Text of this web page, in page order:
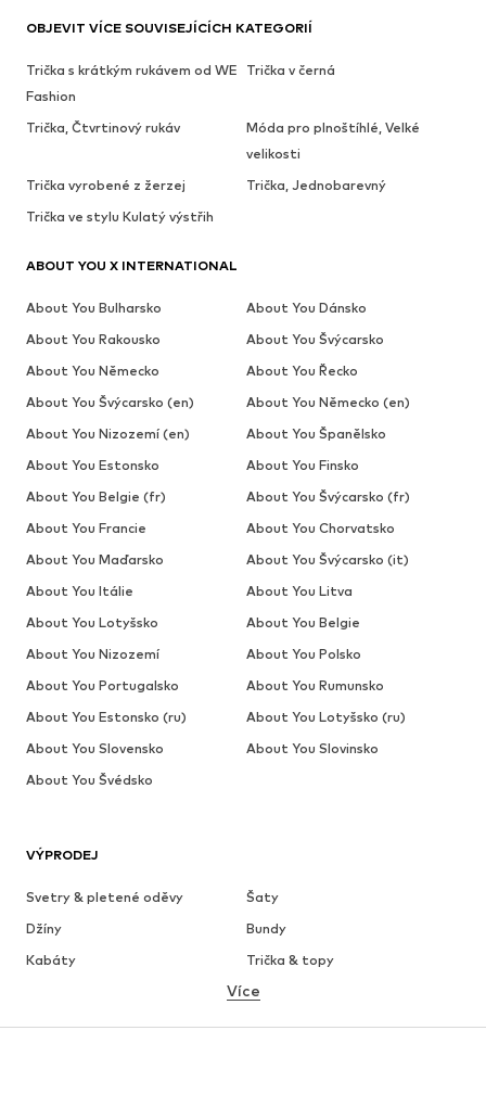
VÝPRODEJ
Svetry & pletené oděvy
Šaty
Džíny
Bundy
Kabáty
Trička & topy
Spodní prádlo
Více
OBJEVIT VÍCE SOUVISEJÍCÍCH KATEGORIÍ
Trička s krátkým rukávem od WE
Fashion
Trička v černá
Trička, Čtvrtinový rukáv
Móda pro plnoštíhlé, Velké
velikosti
Trička vyrobené z žerzej
Trička, Jednobarevný
Trička ve stylu Kulatý výstřih
ABOUT YOU X INTERNATIONAL
About You Bulharsko
About You Dánsko
About You Rakousko
About You Švýcarsko
About You Německo
About You Řecko
About You Švýcarsko (en)
About You Německo (en)
About You Nizozemí (en)
About You Španělsko
About You Estonsko
About You Finsko
About You Belgie (fr)
About You Švýcarsko (fr)
About You Francie
About You Chorvatsko
About You Maďarsko
About You Švýcarsko (it)
About You Itálie
About You Litva
About You Lotyšsko
About You Belgie
About You Nizozemí
About You Polsko
About You Portugalsko
About You Rumunsko
About You Estonsko (ru)
About You Lotyšsko (ru)
About You Slovensko
About You Slovinsko
About You Švédsko